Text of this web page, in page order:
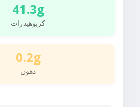
41.3g
كربوهيدرات
0.2g
دهون